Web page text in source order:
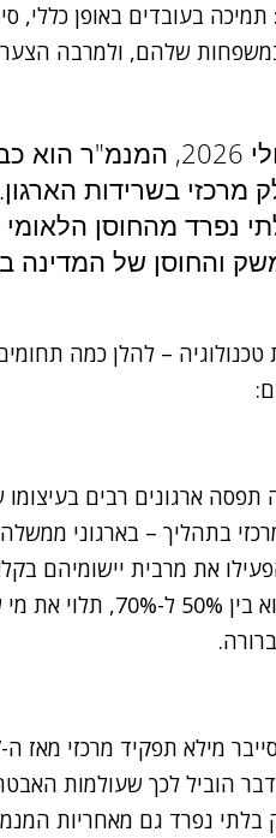
תמיכה בעובדים באופן כללי,
שלהם, ולמרבה
ביולי 2026,
מרכזי בשרידות
נפרד מהחוסן
של המדינה ב-1,000 ימים האלה רשומים גם על
ארגונים רבים
את מרבית יישומיהם
הוביל לכך שעולמות
בלתי נפרד גם מאחריות